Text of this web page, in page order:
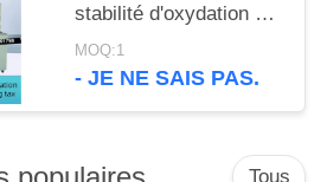
stabilité d'oxydation de
fioul de distillat d'ASTM
D2274
MOQ:1
- JE NE SAIS PAS.
Tous